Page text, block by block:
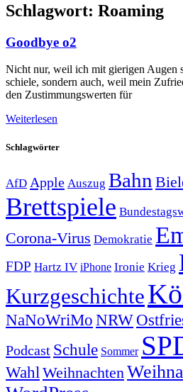
Schlagwort: Roaming
Goodbye o2
Nicht nur, weil ich mit gierigen Augen
schiele, sondern auch, weil mein
den Zustimmungswerten für
Weiterlesen
Schlagwörter
AfD Apple Auszug Bahn
Brettspiele
Corona-Virus Demokratie
FDP Hartz IV iPhone Ironie Krieg
Kurzgeschichte
NaNoWriMo NRW
Podcast Schule Sommer
Wahl Weihnachten